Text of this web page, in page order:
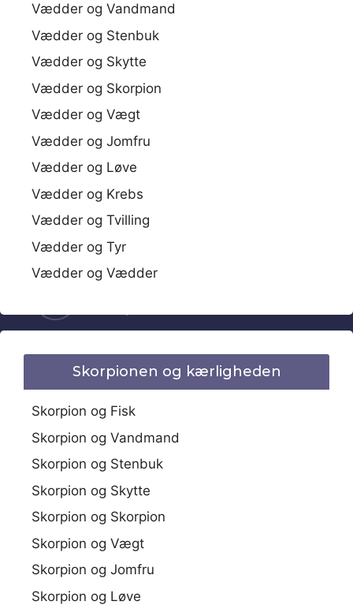
Vædder og Vandmand
Vædder og Stenbuk
Vædder og Skytte
Vædder og Skorpion
Vædder og Vægt
Vædder og Jomfru
Vædder og Løve
Vædder og Krebs
Vædder og Tvilling
Vædder og Tyr
Vædder og Vædder
Skorpionen og kærligheden
Skorpion og Fisk
Skorpion og Vandmand
Skorpion og Stenbuk
Skorpion og Skytte
Skorpion og Skorpion
Skorpion og Vægt
Skorpion og Jomfru
Skorpion og Løve